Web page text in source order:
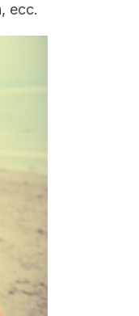
ecc.